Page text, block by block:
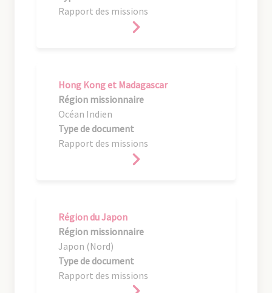
Rapport des missions
Hong Kong et Madagascar
Région missionnaire
Océan Indien
Type de document
Rapport des missions
Région du Japon
Région missionnaire
Japon (Nord)
Type de document
Rapport des missions